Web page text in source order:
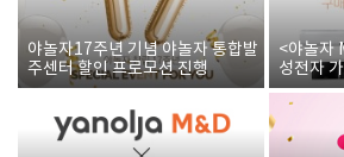
야놀자17주년 기념 야놀자 통합발
주센터 할인 프로모션 진행
<야놀자
성전자